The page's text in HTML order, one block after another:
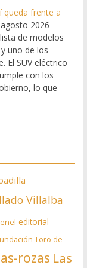
queda frente a
2026
de modelos
uno de los
El SUV eléctrico
con los
lo que
Villalba
editorial
Toro de
rozas Las